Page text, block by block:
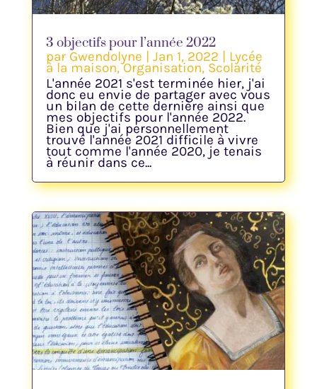
3 objectifs pour l’année 2022
par Gwendolyne Jan 1, 2022 Lycée
à la maison,Organisation, Scolarité
L'année 2021 s'est terminée hier, j'ai
donc eu envie de partager avec vous
un bilan de cette dernière ainsi que
mes objectifs pour l'année 2022.
Bien que j'ai personnellement
trouvé l'année 2021 difficile à vivre
tout comme l'année 2020, je tenais
à réunir dans ce...